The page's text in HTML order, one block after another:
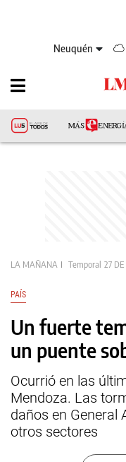
Neuquén
LA MAÑANA Temporal 27 DE
PAÍS
Un fuerte
un puente
Ocurrió en las
Mendoza. Las
daños en General
otros sectores